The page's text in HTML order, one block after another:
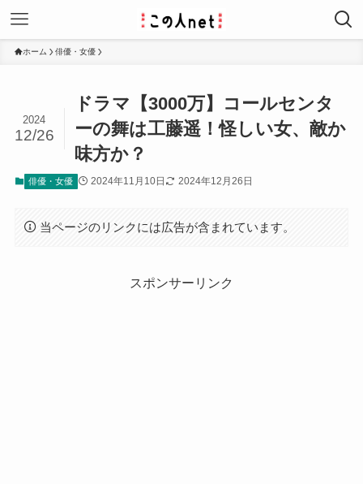
ホーム 俳優・女優
ドラマ【3000万】コールセンタ
ーの舞は工藤遥！怪しい女、敵か
味方か？
2024
12/26
俳優・女優 2024年11月10日 2024年12月26日
当ページのリンクには広告が含まれています。
スポンサーリンク